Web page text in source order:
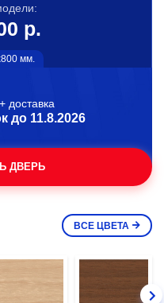
р.
мм.
доставка
до 11.8.2026
ДВЕРЬ
ВСЕ ЦВЕТА